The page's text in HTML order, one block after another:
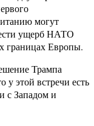
могут
ущерб НАТО
границах Европы.
Трампа
у этой встречи есть
с Западом и